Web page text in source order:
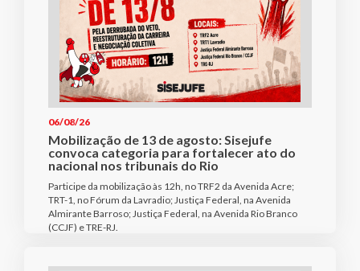
06/08/26
Mobilização de 13 de agosto: Sisejufe
convoca categoria para fortalecer ato do
nacional nos tribunais do Rio
Participe da mobilização às 12h, no TRF2 da Avenida Acre;
TRT-1, no Fórum da Lavradio; Justiça Federal, na Avenida
Almirante Barroso; Justiça Federal, na Avenida Rio Branco
(CCJF) e TRE-RJ.